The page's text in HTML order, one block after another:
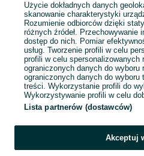
Popularne wyszukiwania
Użycie dokładnych danych
skanowanie charakterystyki
Rozumienie odbiorców dzięki
różnych źródeł. Przechowywanie
dostęp do nich. Pomiar
usług. Tworzenie profili w celu
profili w celu spersonalizowanych
ograniczonych danych do
ograniczonych danych do
treści. Wykorzystanie profili do
Wykorzystywanie profili w celu
Lista partnerów (dostawców)
Akceptuj